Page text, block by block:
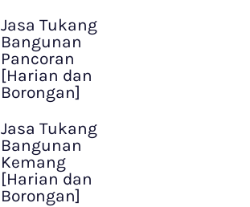
Jasa Tukang
Bangunan
Pancoran
[Harian dan
Borongan]
Jasa Tukang
Bangunan
Kemang
[Harian dan
Borongan]